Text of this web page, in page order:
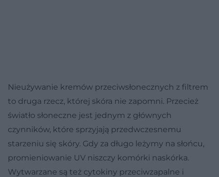
Nieużywanie kremów przeciwsłonecznych z filtrem
to druga rzecz, której skóra nie zapomni. Przecież
światło słoneczne jest jednym z głównych
czynników, które sprzyjają przedwczesnemu
starzeniu się skóry. Gdy za długo leżymy na słońcu,
promieniowanie UV niszczy komórki naskórka.
Wytwarzane są też cytokiny przeciwzapalne i